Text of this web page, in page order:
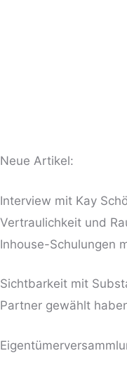
Neue Artikel:
Interview mit Kay
Vertraulichkeit und
Inhouse-Schulungen
Sichtbarkeit mit
Partner gewählt